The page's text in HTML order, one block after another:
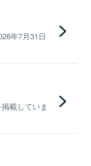
年7月31日
載していま